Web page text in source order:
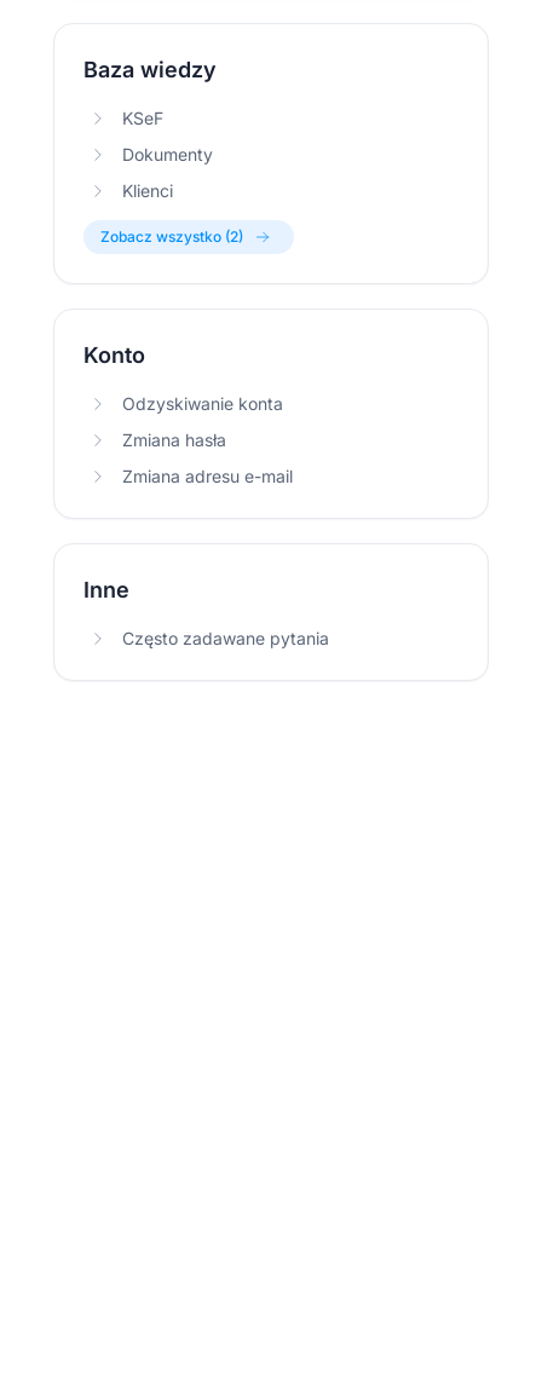
Baza wiedzy
KSeF
Dokumenty
Klienci
Zobacz wszystko (2)
Konto
Odzyskiwanie konta
Zmiana hasła
Zmiana adresu e-mail
Inne
Często zadawane pytania